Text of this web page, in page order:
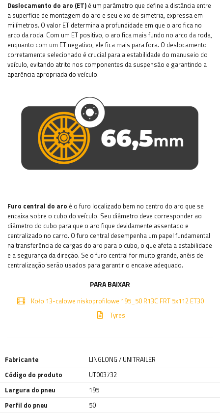
Deslocamento do aro (ET) é um parâmetro que define a distância entre
a superfície de montagem do aro e seu eixo de simetria, expressa em
milímetros. O valor ET determina a profundidade em que o aro fica no
arco da roda. Com um ET positivo, o aro fica mais fundo no arco da roda,
enquanto com um ET negativo, ele fica mais para fora. O deslocamento
corretamente selecionado é crucial para a estabilidade do manuseio do
veículo, evitando atrito nos componentes da suspensão e garantindo a
aparência apropriada do veículo.
Furo central do aro é o furo localizado bem no centro do aro que se
encaixa sobre o cubo do veículo. Seu diâmetro deve corresponder ao
diâmetro do cubo para que o aro fique devidamente assentado e
centralizado no carro. O furo central desempenha um papel fundamental
na transferência de cargas do aro para o cubo, o que afeta a estabilidade
e a segurança da direção. Se o furo central for muito grande, anéis de
centralização serão usados ​​para garantir o encaixe adequado.
PARA BAIXAR
Koło 13-calowe niskoprofilowe 195_50 R13C FRT 5x112 ET30
Tyres
Fabricante
LINGLONG / UNITRAILER
Código do produto
UT003732
Largura do pneu
195
Perfil do pneu
50